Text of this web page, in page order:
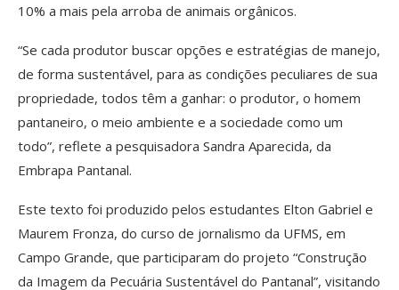
10% a mais pela arroba de animais orgânicos.
“Se cada produtor buscar opções e estratégias de manejo,
de forma sustentável, para as condições peculiares de sua
propriedade, todos têm a ganhar: o produtor, o homem
pantaneiro, o meio ambiente e a sociedade como um
todo”, reflete a pesquisadora Sandra Aparecida, da
Embrapa Pantanal.
Este texto foi produzido pelos estudantes Elton Gabriel e
Maurem Fronza, do curso de jornalismo da UFMS, em
Campo Grande, que participaram do projeto “Construção
da Imagem da Pecuária Sustentável do Pantanal”, visitando